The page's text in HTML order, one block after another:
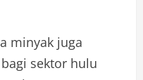
minyak juga
sektor hulu